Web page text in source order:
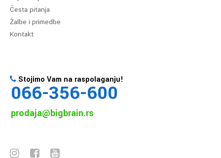
Česta pitanja
Žalbe i primedbe
Kontakt
Stojimo Vam na raspolaganju!
066-356-600
prodaja@bigbrain.rs